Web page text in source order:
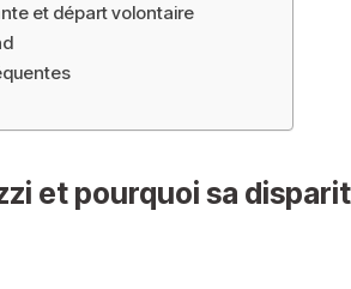
et départ volontaire
et pourquoi sa